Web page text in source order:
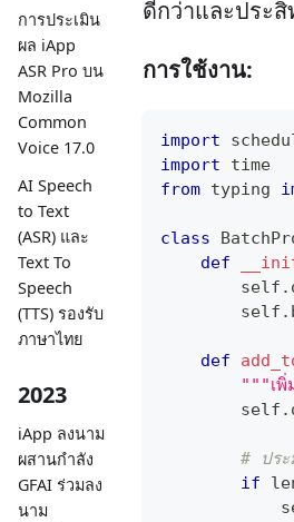
การประเมิน
ผล iApp
ASR Pro บน
Mozilla
Common
Voice 17.0
AI Speech
to Text
(ASR) และ
Text To
Speech
(TTS) รองรับ
ภาษาไทย
2023
iApp ลงนาม
ผสานกำลัง
GFAI ร่วมลง
นาม
ดีกว่าและประ
การใช้งาน:
import
import time
from typing
class
def
        self
.
        self
.
def
"""เพิ่
        self
.
# ประ
if